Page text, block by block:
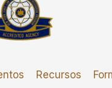
Recursos